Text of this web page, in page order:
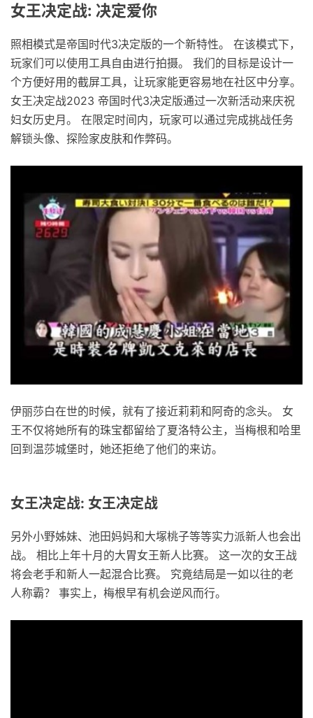
女王决定战: 决定爱你
照相模式是帝国时代3决定版的一个新特性。 在该模式下，
玩家们可以使用工具自由进行拍摄。 我们的目标是设计一
个方便好用的截屏工具，让玩家能更容易地在社区中分享。
女王决定战2023 帝国时代3决定版通过一次新活动来庆祝
妇女历史月。 在限定时间内，玩家可以通过完成挑战任务
解锁头像、探险家皮肤和作弊码。
伊丽莎白在世的时候，就有了接近莉莉和阿奇的念头。 女
王不仅将她所有的珠宝都留给了夏洛特公主，当梅根和哈里
回到温莎城堡时，她还拒绝了他们的来访。
女王决定战: 女王决定战
另外小野姊妹、池田妈妈和大塚桃子等等实力派新人也会出
战。 相比上年十月的大胃女王新人比赛。 这一次的女王战
将会老手和新人一起混合比赛。 究竟结局是一如以往的老
人称霸？ 事实上，梅根早有机会逆风而行。